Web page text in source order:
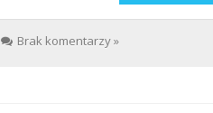
Brak komentarzy »